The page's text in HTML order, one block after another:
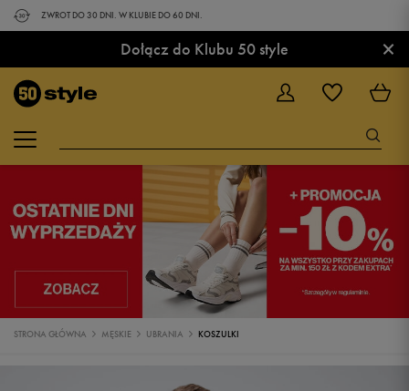
ZWROT DO 30 DNI. W KLUBIE DO 60 DNI.
Dołącz do Klubu 50 style ×
STRONA GŁÓWNA MĘSKIE UBRANIA KOSZULKI